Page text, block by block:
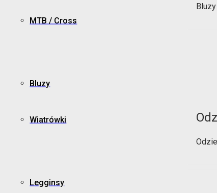
MTB / Cross
Bluzy
Wiatrówki
Legginsy